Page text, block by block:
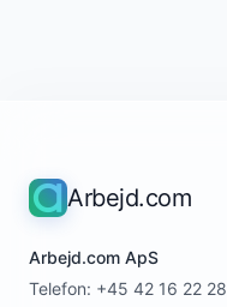
Arbejd.com
Arbejd.com ApS
Telefon: +45 42 16 22 28